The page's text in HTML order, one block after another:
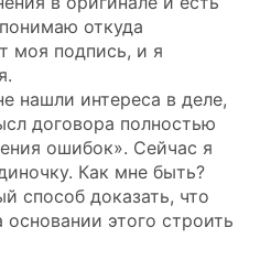
откуда
моя подпись, и я
нашли интереса в деле,
договора полностью
ошибок». Сейчас я
Как мне быть?
способ доказать, что
этого строить